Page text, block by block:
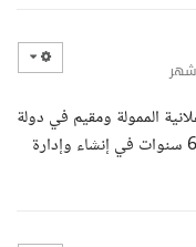
الممولة ومقيم في دولة
الإمارات العربية المتحدة، ولدي خبرة اكثر من 6 سنوات في إنشاء وإدارة